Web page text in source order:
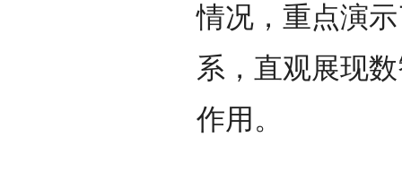
情况，重点演
系，直观展现
作用。